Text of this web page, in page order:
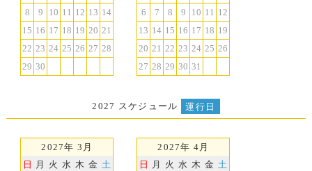
8
9 10 11 12 13 14
15 16 17 18 19 20 21
22 23 24 25 26 27 28
29 30
6
7 8 9 10 11 12
13 14 15 16 17 18 19
20 21 22 23 24 25 26
27 28 29 30 31
2027 スケジュール 運行日
2027年 3月
日
月 火 水 木 金 土
2027年 4月
日
月 火 水 木 金 土